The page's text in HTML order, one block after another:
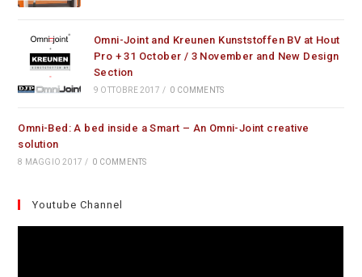
Omni-Joint and Kreunen Kunststoffen BV at Hout
Pro + 31 October / 3 November and New Design
Section
9 OTTOBRE 2017 / 0 COMMENTS
Omni-Bed: A bed inside a Smart – An Omni-Joint creative
solution
8 MAGGIO 2017 / 0 COMMENTS
Youtube Channel